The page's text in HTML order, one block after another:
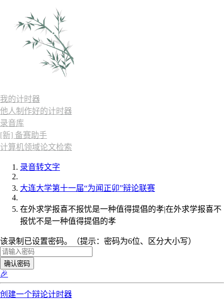
我的计时器
他人制作好的计时器
录音库
[新] 备赛助手
计算机领域论文检索
录音转文字
大连大学第十一届“为闻正卯”辩论联赛
在外求学报喜不报忧是一种值得提倡的孝|在外求学报喜不
报忧不是一种值得提倡的孝
该录制已设置密码。（提示：密码为6位、区分大小写）
确认密码
🎉
创建一个辩论计时器